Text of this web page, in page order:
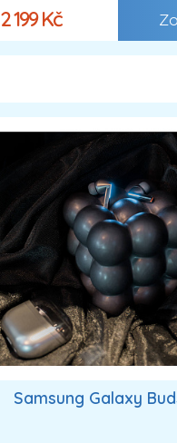
2 199 Kč
Samsung Galaxy